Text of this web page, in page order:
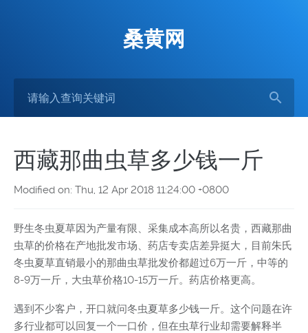
桑黄网
西藏那曲虫草多少钱一斤
Modified on: Thu, 12 Apr 2018 11:24:00 +0800
野生冬虫夏草因为产量有限、采集成本高所以名贵，西藏那曲
虫草的价格在产地批发市场、药店专卖店差异挺大，目前朱氏
冬虫夏草直销最小的那曲虫草批发价都超过6万一斤，中等的
8-9万一斤，大虫草价格10-15万一斤。药店价格更高。
遇到不少客户，开口就问冬虫夏草多少钱一斤。这个问题在许
多行业都可以回复一个一口价，但在虫草行业却需要解释半